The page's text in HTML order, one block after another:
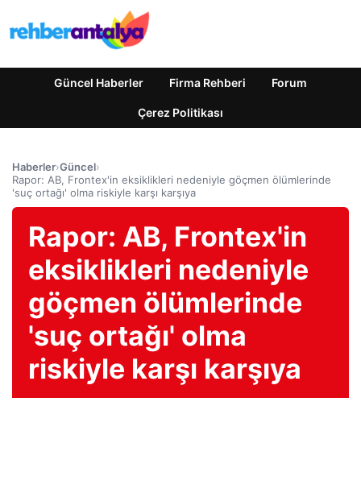
Güncel Haberler Firma Rehberi Forum
Çerez Politikası
Haberler›Güncel›
Rapor: AB, Frontex'in eksiklikleri nedeniyle göçmen ölümlerinde
'suç ortağı' olma riskiyle karşı karşıya
Rapor: AB, Frontex'in
eksiklikleri nedeniyle
göçmen ölümlerinde
'suç ortağı' olma
riskiyle karşı karşıya